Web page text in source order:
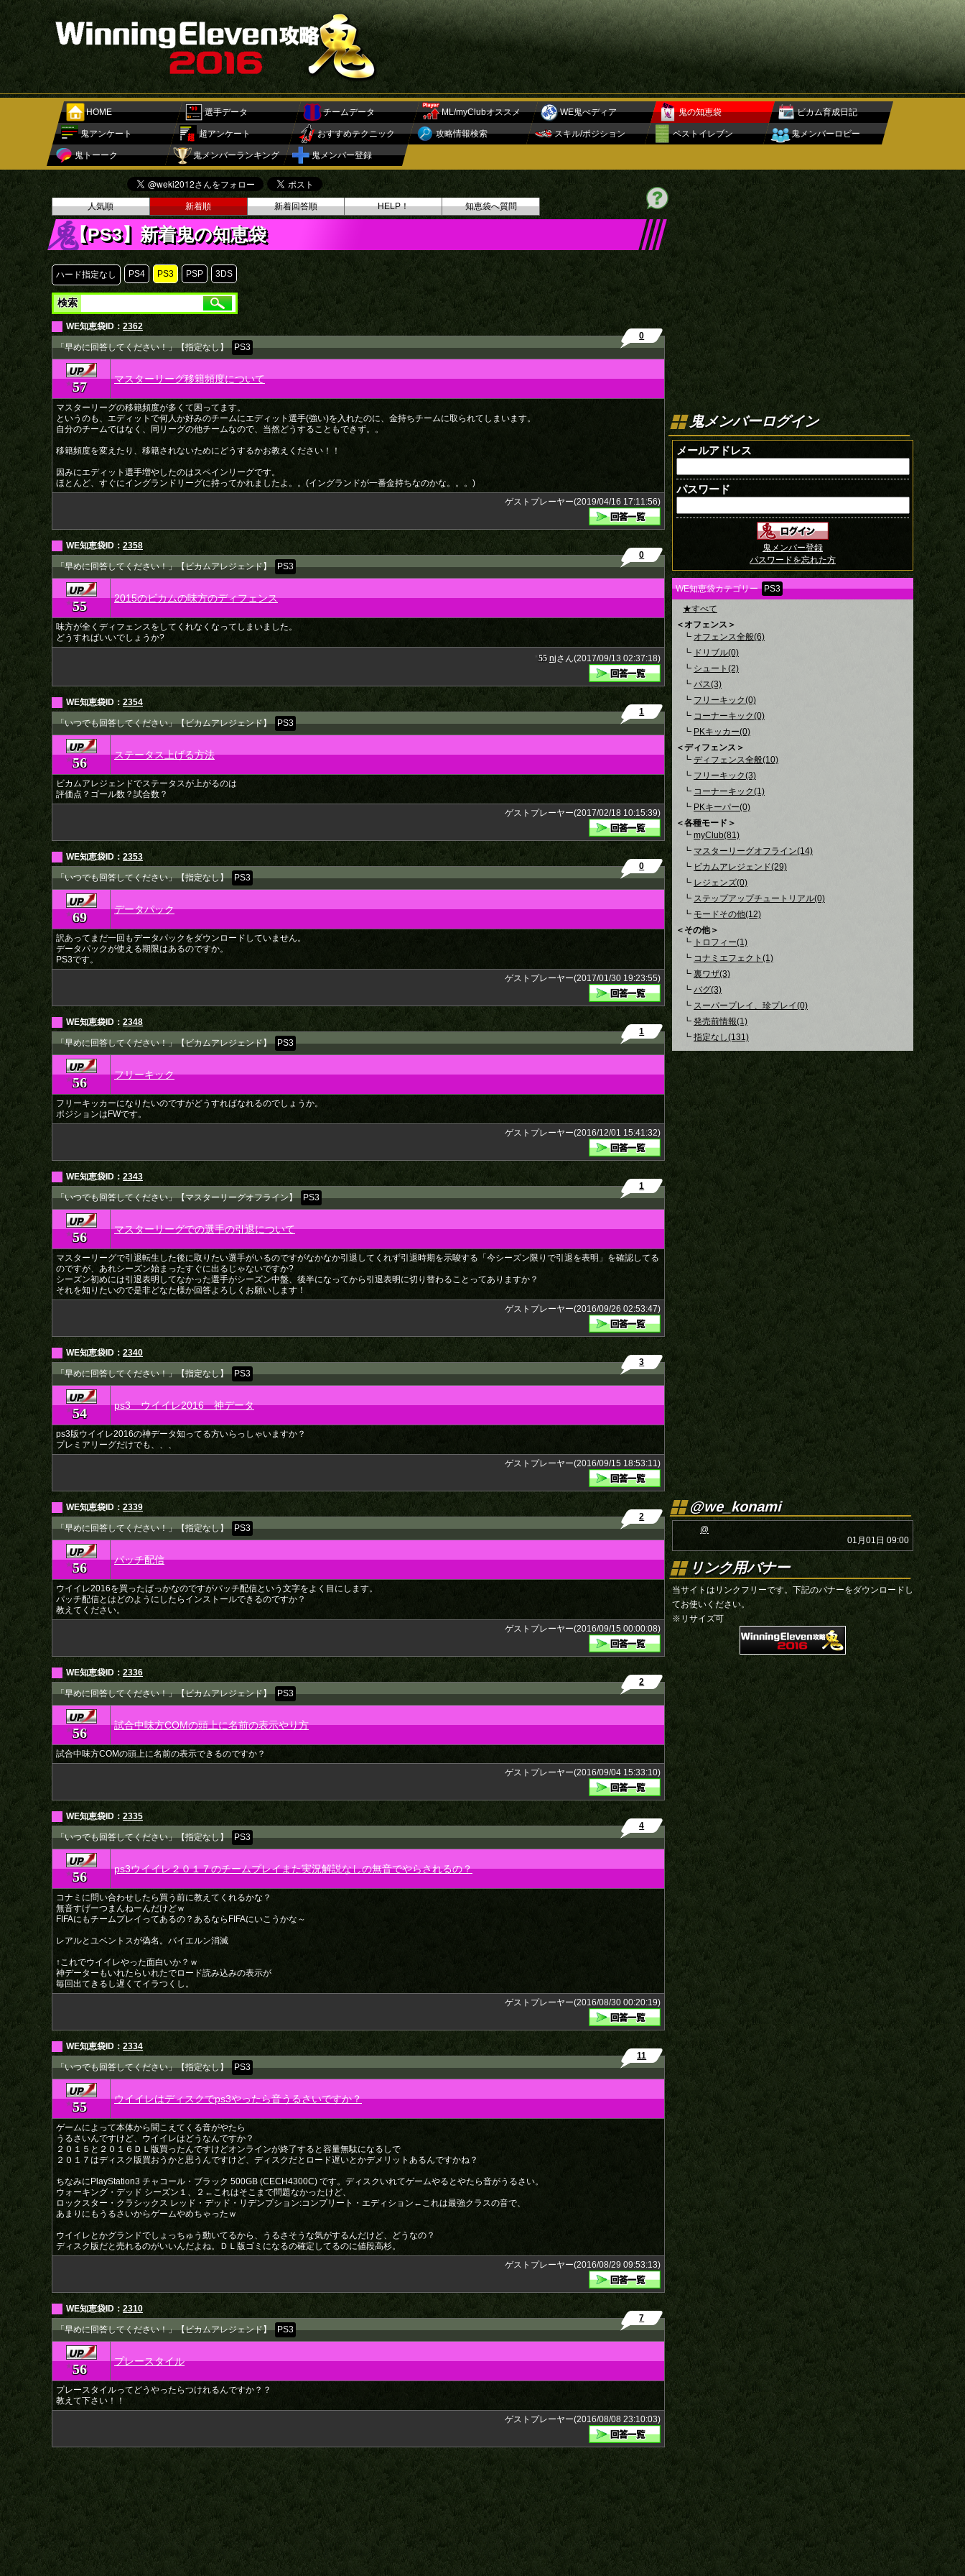
HOME 選手データ チームデータ ML/myClubオススメ WE鬼ぺディア 鬼の知恵袋 ビカム育成日記
鬼アンケート 超アンケート おすすめテクニック 攻略情報検索 スキル/ポジション ベストイレブン 鬼メンバーロビー
鬼トーーク 鬼メンバーランキング 鬼メンバー登録
人気順 新着順 新着回答順 HELP！ 知恵袋へ質問
【PS3】新着鬼の知恵袋
ハード指定なし PS4 PS3 PSP 3DS
検索
WE知恵袋ID： 2362
「早めに回答してください！」【指定なし】 PS3
0
★57 マスターリーグ移籍頻度について
マスターリーグの移籍頻度が多くて困ってます。
というのも、エディットで何人か好みのチームにエディット選手(強い)を入れたのに、金持ちチームに取られてしまいます。
自分のチームではなく、同リーグの他チームなので、当然どうすることもできず。。
移籍頻度を変えたり、移籍されないためにどうするかお教えください！！
因みにエディット選手増やしたのはスペインリーグです。
ほとんど、すぐにイングランドリーグに持ってかれましたよ。。(イングランドが一番金持ちなのかな。。。)
ゲストプレーヤー(2019/04/16 17:11:56)
WE知恵袋ID： 2358
「早めに回答してください！」【ビカムアレジェンド】 PS3
0
★55 2015のビカムの味方のディフェンス
味方が全くディフェンスをしてくれなくなってしまいました。
どうすればいいでしょうか?
55 njさん(2017/09/13 02:37:18)
WE知恵袋ID： 2354
「いつでも回答してください」【ビカムアレジェンド】 PS3
1
★56 ステータス上げる方法
ビカムアレジェンドでステータスが上がるのは
評価点？ゴール数？試合数？
ゲストプレーヤー(2017/02/18 10:15:39)
WE知恵袋ID： 2353
「いつでも回答してください」【指定なし】 PS3
0
★69 データパック
訳あってまだ一回もデータパックをダウンロードしていません。
データパックが使える期限はあるのですか。
PS3です。
ゲストプレーヤー(2017/01/30 19:23:55)
WE知恵袋ID： 2348
「早めに回答してください！」【ビカムアレジェンド】 PS3
1
★56 フリーキック
フリーキッカーになりたいのですがどうすればなれるのでしょうか。
ポジションはFWです。
ゲストプレーヤー(2016/12/01 15:41:32)
WE知恵袋ID： 2343
「いつでも回答してください」【マスターリーグオフライン】 PS3
1
★56 マスターリーグでの選手の引退について
マスターリーグで引退転生した後に取りたい選手がいるのですがなかなか引退してくれず引退時期を示唆する「今シーズン限りで引退を表明」を確認してる
のですが、あれシーズン始まったすぐに出るじゃないですか?
シーズン初めには引退表明してなかった選手がシーズン中盤、後半になってから引退表明に切り替わることってありますか？
それを知りたいので是非どなた様か回答よろしくお願いします！
ゲストプレーヤー(2016/09/26 02:53:47)
WE知恵袋ID： 2340
「早めに回答してください！」【指定なし】 PS3
3
★54 ps3 ウイイレ2016 神データ
ps3版ウイイレ2016の神データ知ってる方いらっしゃいますか？
プレミアリーグだけでも、、、
ゲストプレーヤー(2016/09/15 18:53:11)
WE知恵袋ID： 2339
「早めに回答してください！」【指定なし】 PS3
2
★56 パッチ配信
ウイイレ2016を買ったばっかなのですがパッチ配信という文字をよく目にします。
パッチ配信とはどのようにしたらインストールできるのですか？
教えてください。
ゲストプレーヤー(2016/09/15 00:00:08)
WE知恵袋ID： 2336
「早めに回答してください！」【ビカムアレジェンド】 PS3
2
★56 試合中味方COMの頭上に名前の表示やり方
試合中味方COMの頭上に名前の表示できるのですか？
ゲストプレーヤー(2016/09/04 15:33:10)
WE知恵袋ID： 2335
「いつでも回答してください」【指定なし】 PS3
4
★56 ps3ウイイレ２０１７のチームプレイまた実況解説なしの無音でやらされるの？
コナミに問い合わせしたら買う前に教えてくれるかな？
無音すげーつまんねーんだけどｗ
FIFAにもチームプレイってあるの？あるならFIFAにいこうかな～
レアルとユベントスが偽名。バイエルン消滅
↑これでウイイレやった面白いか？ｗ
神データーもいれたらいれたでロード読み込みの表示が
毎回出てきるし遅くてイラつくし。
ゲストプレーヤー(2016/08/30 00:20:19)
WE知恵袋ID： 2334
「いつでも回答してください」【指定なし】 PS3
11
★55 ウイイレはディスクでps3やったら音うるさいですか？
ゲームによって本体から聞こえてくる音がやたら
うるさいんですけど、ウイイレはどうなんですか？
２０１５と２０１６ＤＬ版買ったんですけどオンラインが終了すると容量無駄になるしで
２０１７はディスク版買おうかと思うんですけど、ディスクだとロード遅いとかデメリットあるんですかね？
ちなみにPlayStation3 チャコール・ブラック 500GB (CECH4300C) です。ディスクいれてゲームやるとやたら音がうるさい。
ウォーキング・デッド シーズン１、２←これはそこまで問題なかったけど、
ロックスター・クラシックス レッド・デッド・リデンプション:コンプリート・エディション←これは最強クラスの音で、
あまりにもうるさいからゲームやめちゃったｗ
ウイイレとかグランドでしょっちゅう動いてるから、うるさそうな気がするんだけど、どうなの？
ディスク版だと売れるのがいいんだよね。ＤＬ版ゴミになるの確定してるのに値段高杉。
ゲストプレーヤー(2016/08/29 09:53:13)
WE知恵袋ID： 2310
「早めに回答してください！」【ビカムアレジェンド】 PS3
7
★56 プレースタイル
プレースタイルってどうやったらつけれるんですか？？
教えて下さい！！
ゲストプレーヤー(2016/08/08 23:10:03)
鬼メンバーログイン
メールアドレス
パスワード
鬼メンバー登録
パスワードを忘れた方
WE知恵袋カテゴリー
PS3
★すべて
＜オフェンス＞
┗ オフェンス全般(6)
┗ ドリブル(0)
┗ シュート(2)
┗ パス(3)
┗ フリーキック(0)
┗ コーナーキック(0)
┗ PKキッカー(0)
＜ディフェンス＞
┗ ディフェンス全般(10)
┗ フリーキック(3)
┗ コーナーキック(1)
┗ PKキーパー(0)
＜各種モード＞
┗ myClub(81)
┗ マスターリーグオフライン(14)
┗ ビカムアレジェンド(29)
┗ レジェンズ(0)
┗ ステップアップチュートリアル(0)
┗ モードその他(12)
＜その他＞
┗ トロフィー(1)
┗ コナミエフェクト(1)
┗ 裏ワザ(3)
┗ バグ(3)
┗ スーパープレイ、珍プレイ(0)
┗ 発売前情報(1)
┗ 指定なし(131)
@we_konami
@
01月01日 09:00
リンク用バナー
当サイトはリンクフリーです。下記のバナーをダウンロードし
てお使いください。
※リサイズ可